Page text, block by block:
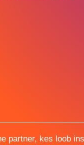
pagaritöökoda -
partner, kes loob